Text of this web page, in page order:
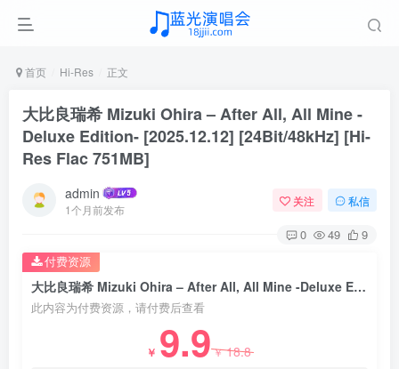
首页 Hi-Res 正文
大比良瑞希 Mizuki Ohira – After All, All Mine -
Deluxe Edition- [2025.12.12] [24Bit/48kHz] [Hi-
Res Flac 751MB]
admin
1个月前发布
关注 私信
0 49 9
大比良瑞希 Mizuki Ohira – After All, All Mine -Deluxe Edition- [2025.12.12] [24Bit/48kHz] [Hi-Res Flac 751MB]
此内容为付费资源，请付费后查看
￥ 9.9￥18.8
付费资源